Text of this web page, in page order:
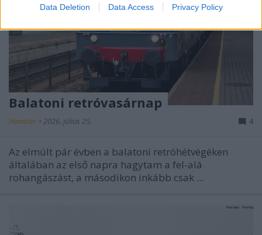
Data Deletion Data Access Privacy Policy
Balatoni retróvasárnap
Hamster • 2026. július 25. 4
Az elmúlt pár évben a balatoni retróhétvégéken
általában az első napra hagytam a fel-alá
rohangászást, a másodikon inkább csak ...